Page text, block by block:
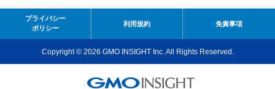
プライバシー
ポリシー
利用規約 免責事項
Copyright © 2026 GMO INSIGHT Inc. All Rights Reserved.